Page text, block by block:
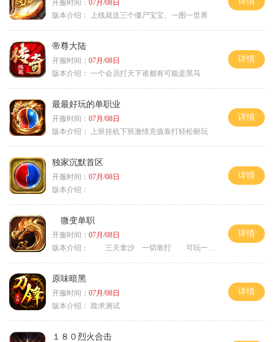
开服时间： 07月/08日
版本介绍：
上线就送三个僵尸宝宝、一图一世界
帝尊大陆
开服时间： 07月/08日
版本介绍： 一个会员打天下谁都有可能是黑马
详情
最最好玩的单职业
开服时间： 07月/08日
版本介绍：
上班挂机下班激情充值靠打轻松耐玩
详情
独家沉默首区
开服时间： 07月/08日
版本介绍：
详情
微变单职
开服时间： 07月/08日
版本介绍：
三天拿沙 一切靠打 可玩一年
详情
原味暗黑
开服时间： 07月/08日
版本介绍： 跪求测试
详情
１８０烈火合击